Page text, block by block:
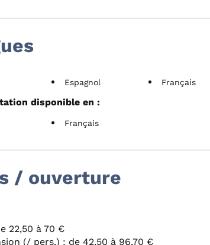
Espagnol Français
disponible en :
Français
/ ouverture
22,50 à 70 €
(/ pers.) : de 42,50 à 96,70 €